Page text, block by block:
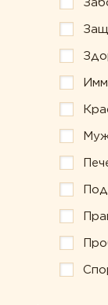
Забота о
Защита
Здоровье